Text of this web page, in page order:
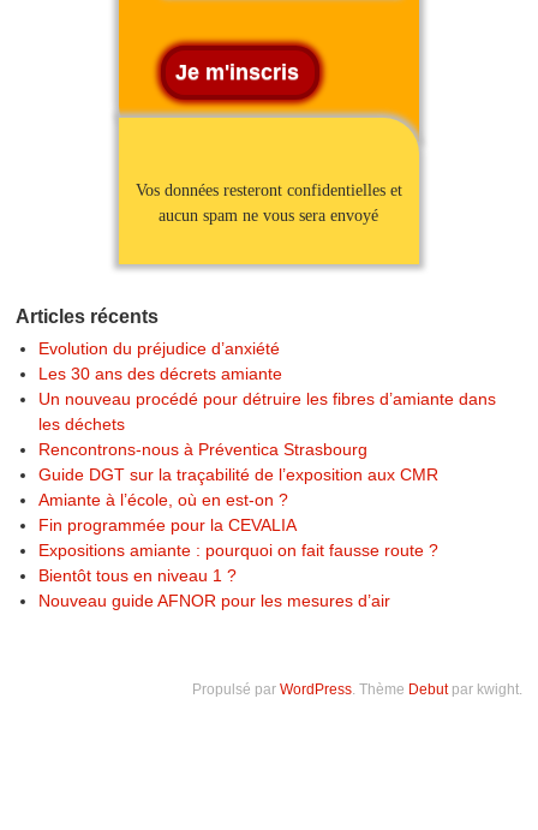
Vos données resteront confidentielles et
aucun spam ne vous sera envoyé
Articles récents
Evolution du préjudice d’anxiété
Les 30 ans des décrets amiante
Un nouveau procédé pour détruire les fibres d’amiante dans
les déchets
Rencontrons-nous à Préventica Strasbourg
Guide DGT sur la traçabilité de l’exposition aux CMR
Amiante à l’école, où en est-on ?
Fin programmée pour la CEVALIA
Expositions amiante : pourquoi on fait fausse route ?
Bientôt tous en niveau 1 ?
Nouveau guide AFNOR pour les mesures d’air
Propulsé par WordPress. Thème Debutpar kwight.